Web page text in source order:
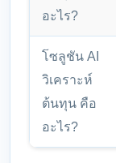
อะไร?
โซลูชัน AI
วิเคราะห์
ต้นทุน คือ
อะไร?